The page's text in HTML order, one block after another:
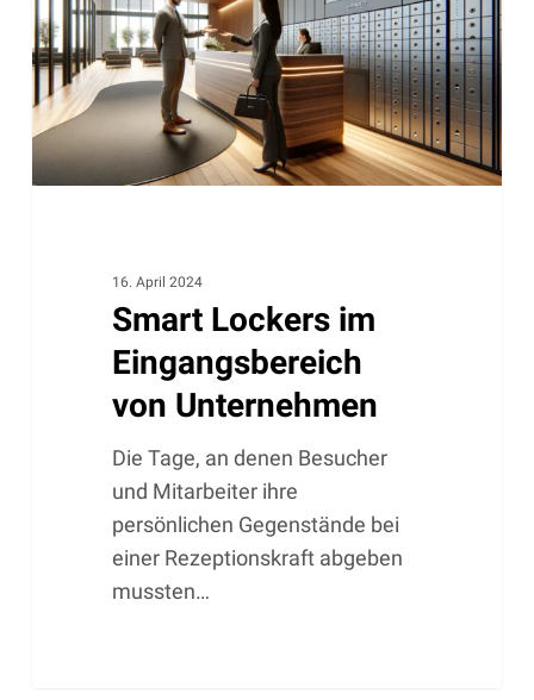
von
Unternehmen
16. April 2024
Smart Lockers im
Eingangsbereich
von Unternehmen
Die Tage, an denen Besucher
und Mitarbeiter ihre
persönlichen Gegenstände bei
einer Rezeptionskraft abgeben
mussten…